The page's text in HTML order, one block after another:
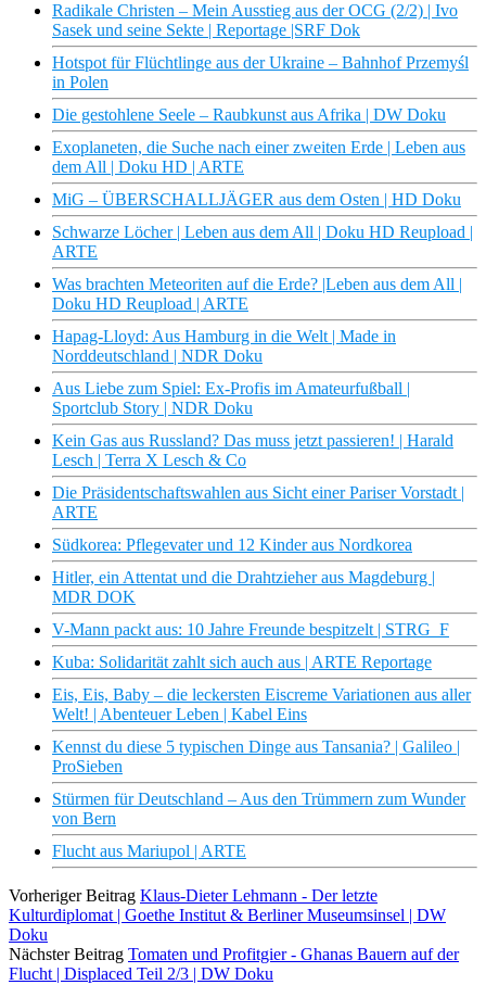
Radikale Christen – Mein Ausstieg aus der OCG (2/2) | Ivo
Sasek und seine Sekte | Reportage |SRF Dok
Hotspot für Flüchtlinge aus der Ukraine – Bahnhof Przemyśl
in Polen
Die gestohlene Seele – Raubkunst aus Afrika | DW Doku
Exoplaneten, die Suche nach einer zweiten Erde | Leben aus
dem All | Doku HD | ARTE
MiG – ÜBERSCHALLJÄGER aus dem Osten | HD Doku
Schwarze Löcher | Leben aus dem All | Doku HD Reupload |
ARTE
Was brachten Meteoriten auf die Erde? |Leben aus dem All |
Doku HD Reupload | ARTE
Hapag-Lloyd: Aus Hamburg in die Welt | Made in
Norddeutschland | NDR Doku
Aus Liebe zum Spiel: Ex-Profis im Amateurfußball |
Sportclub Story | NDR Doku
Kein Gas aus Russland? Das muss jetzt passieren! | Harald
Lesch | Terra X Lesch & Co
Die Präsidentschaftswahlen aus Sicht einer Pariser Vorstadt |
ARTE
Südkorea: Pflegevater und 12 Kinder aus Nordkorea
Hitler, ein Attentat und die Drahtzieher aus Magdeburg |
MDR DOK
V-Mann packt aus: 10 Jahre Freunde bespitzelt | STRG_F
Kuba: Solidarität zahlt sich auch aus | ARTE Reportage
Eis, Eis, Baby – die leckersten Eiscreme Variationen aus aller
Welt! | Abenteuer Leben | Kabel Eins
Kennst du diese 5 typischen Dinge aus Tansania? | Galileo |
ProSieben
Stürmen für Deutschland – Aus den Trümmern zum Wunder
von Bern
Flucht aus Mariupol | ARTE
Vorheriger Beitrag Klaus-Dieter Lehmann - Der letzte
Kulturdiplomat | Goethe Institut & Berliner Museumsinsel | DW
Doku
Nächster Beitrag Tomaten und Profitgier - Ghanas Bauern auf der
Flucht | Displaced Teil 2/3 | DW Doku